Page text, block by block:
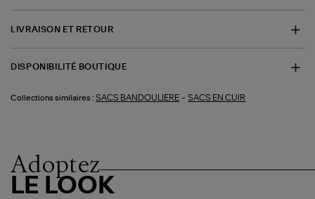
LIVRAISON ET RETOUR
DISPONIBILITÉ BOUTIQUE
Collections similaires : SACS BANDOULIERE -SACS EN CUIR
Adoptez
LE LOOK